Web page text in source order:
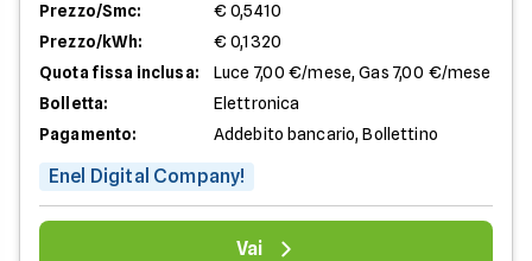
Prezzo/Smc:
€ 0,5410
Prezzo/kWh:
€ 0,1320
Quota fissa inclusa:
Luce 7,00 €/mese, Gas 7,00 €/mese
Bolletta:
Elettronica
Pagamento:
Addebito bancario, Bollettino
Enel Digital Company!
Vai